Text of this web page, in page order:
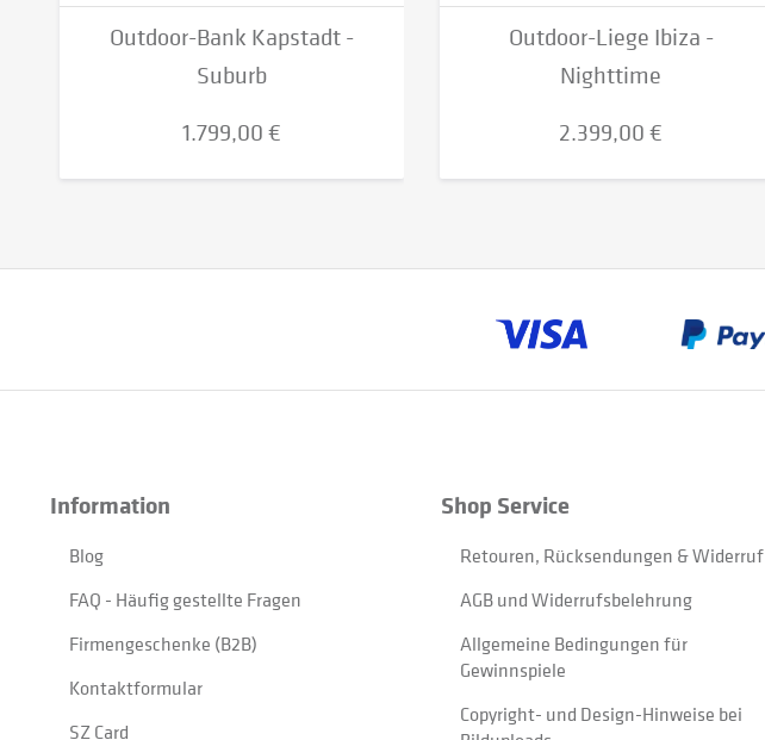
Outdoor-Bank Kapstadt -
Suburb
1.799,00 €
Outdoor-Liege Ibiza -
Nighttime
2.399,00 €
Information
Blog
FAQ - Häufig gestellte Fragen
Firmengeschenke (B2B)
Kontaktformular
SZ Card
Shop Service
Retouren, Rücksendungen & Widerruf
AGB und Widerrufsbelehrung
Allgemeine Bedingungen für
Gewinnspiele
Copyright- und Design-Hinweise bei